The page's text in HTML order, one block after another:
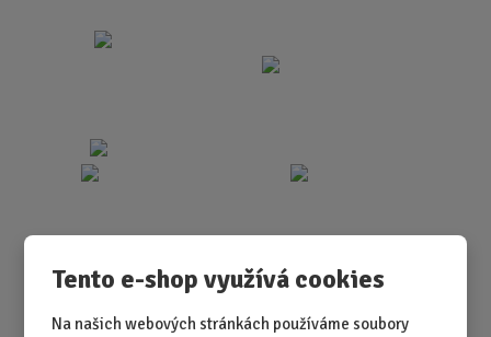
Tento e-shop využívá cookies
Na našich webových stránkách používáme soubory